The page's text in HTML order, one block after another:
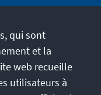
qui sont
et la
web recueille
utilisateurs à